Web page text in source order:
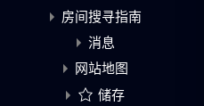
房间搜寻指南
消息
网站地图
储存